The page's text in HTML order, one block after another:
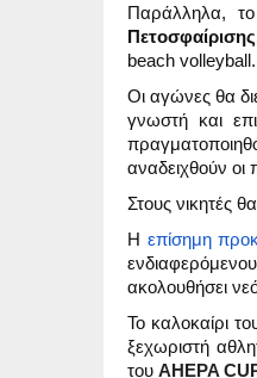
Παράλληλα,
beach volleyball.
Οι αγώνες θα
γνωστή και
αναδειχθούν
Στους νικητές
Η επίσημη
ακολουθήσει
Το καλοκαίρι
ξεχωριστή
του AHEPA